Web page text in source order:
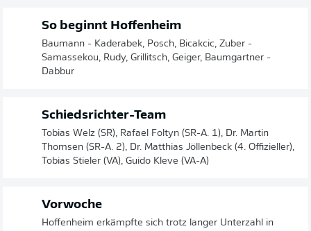
So beginnt Hoffenheim
Baumann - Kaderabek, Posch, Bicakcic, Zuber -
Samassekou, Rudy, Grillitsch, Geiger, Baumgartner -
Dabbur
Schiedsrichter-Team
Tobias Welz (SR), Rafael Foltyn (SR-A. 1), Dr. Martin
Thomsen (SR-A. 2), Dr. Matthias Jöllenbeck (4. Offizieller),
Tobias Stieler (VA), Guido Kleve (VA-A)
Vorwoche
Hoffenheim erkämpfte sich trotz langer Unterzahl in